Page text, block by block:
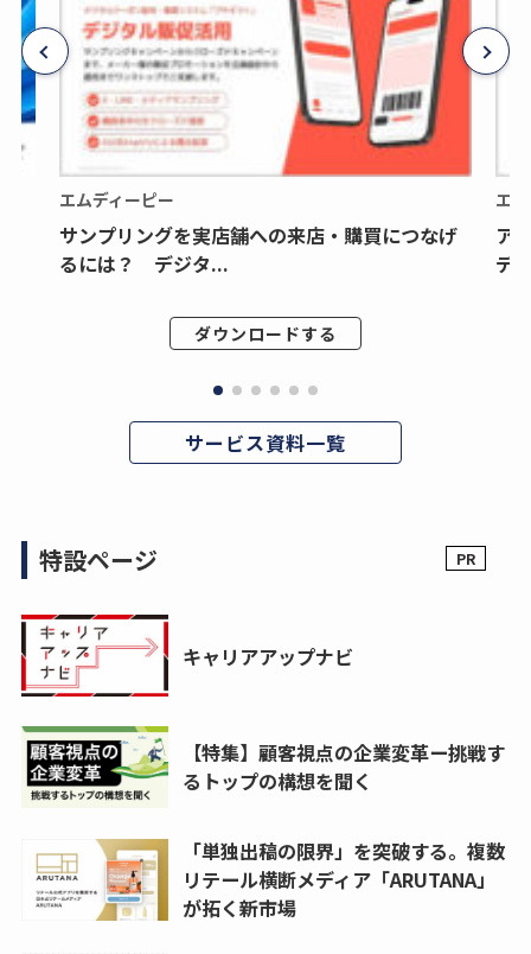
エムディーピー
サンプリングを実店舗への来店・購買につなげ
るには？ デジタ...
ダウンロードする
エ
ア
デ
サービス資料一覧
特設ページ
キャリアアップナビ
【特集】顧客視点の企業変革ー挑戦す
るトップの構想を聞く
「単独出稿の限界」を突破する。複数
リテール横断メディア「ARUTANA」
が拓く新市場